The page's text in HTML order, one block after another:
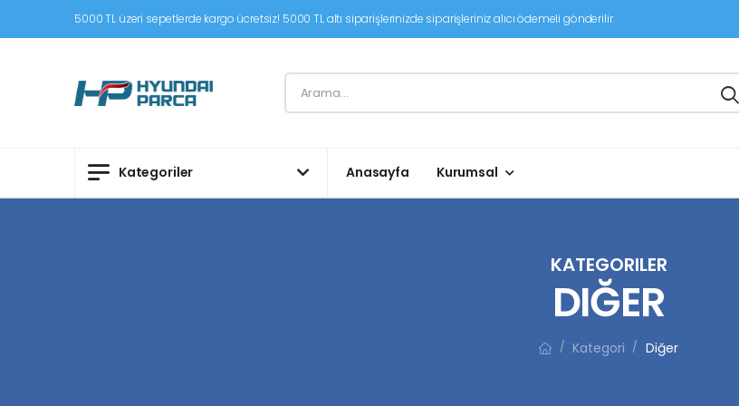
5000 TL üzeri sepetlerde kargo ücretsiz! 5000 TL altı siparişlerinizde siparişleriniz alıcı ödemeli gönderilir.
Kategoriler Anasayfa Kurumsal
KATEGORILER
DIĞER
/ Kategori / Diğer